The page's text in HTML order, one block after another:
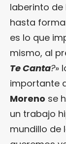
laberinto
hasta
es lo que
mismo, al
Te Canta?»
importante
Moreno se
un trabajo
mundillo de